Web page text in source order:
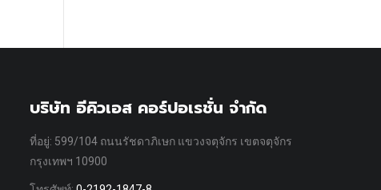
บริษัท อีคิวเอส คอร์ปอเรชั่น จำกัด
ที่อยู่: 599/104 ถนนรัชดาภิเษก แขวงจตุจักร เขตจตุจักร
กรุงเทพฯ 10900